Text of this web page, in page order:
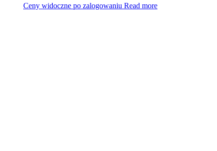
Ceny widoczne po zalogowaniu Read more